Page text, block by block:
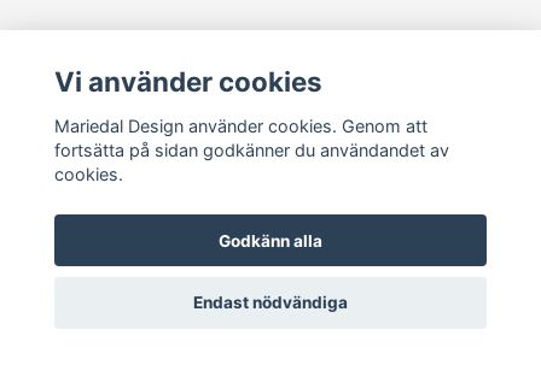
Läs mer
Kontakt
Vi använder cookies
Mariedal Design använder cookies. Genom att
fortsätta på sidan godkänner du användandet av
cookies.
Godkänn alla
Endast nödvändiga